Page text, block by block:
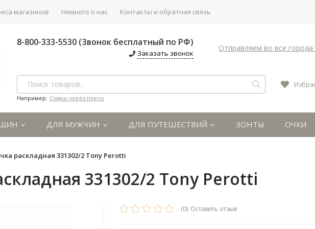
магазинов Немного о нас Контакты и обратная связь
8-800-333-5530 (Звонок бесплатный по РФ)
Заказать звонок
Отправляем во все города
Например: Сумки через плечо
ДЛЯ МУЖЧИН ДЛЯ ПУТЕШЕСТВИЙ ЗОНТЫ ОЧКИ
раскладная 331302/2 Tony Perotti
331302/2 Tony Perotti
(0) Оставить отзыв